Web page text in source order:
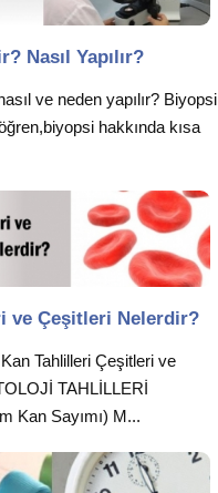
Nasıl Yapılır?
ve neden yapılır? Biyopsi
hakkında kısa
ve Çeşitleri Nelerdir?
Kan Tahlilleri Çeşitleri ve
TAHLİLLERİ
Kan Sayımı) M...